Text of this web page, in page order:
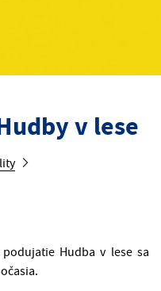
v lese
Hudba v lese sa